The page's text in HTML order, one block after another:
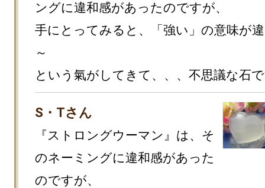
ングに違和感があったのですが、
手にとってみると、「強い」の意味が
～
という氣がしてきて、、、不思議な石
S・Tさん
『ストロングウーマン』は、そ
のネーミングに違和感があった
のですが、